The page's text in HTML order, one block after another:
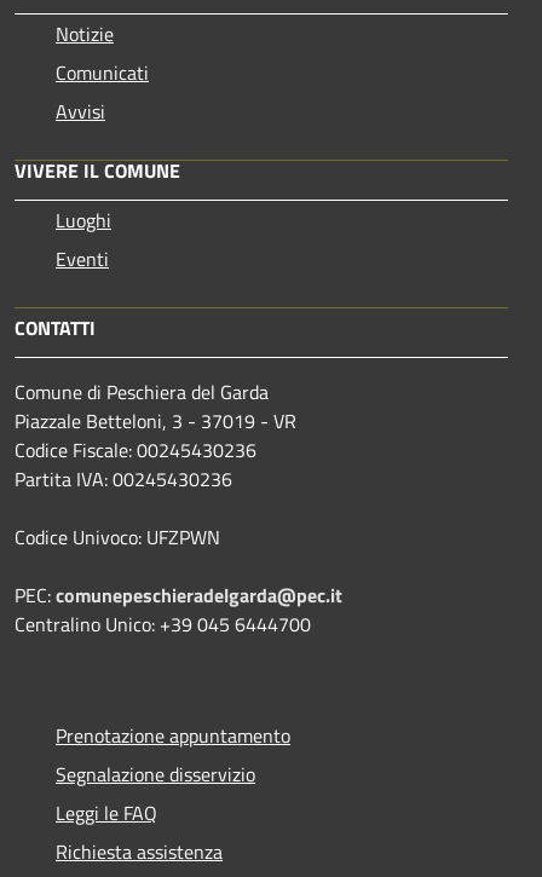
Notizie
Comunicati
Avvisi
VIVERE IL COMUNE
Luoghi
Eventi
CONTATTI
Comune di Peschiera del Garda
Piazzale Betteloni, 3 - 37019 - VR
Codice Fiscale: 00245430236
Partita IVA: 00245430236
Codice Univoco: UFZPWN
PEC:comunepeschieradelgarda@pec.it
Centralino Unico: +39 045 6444700
Prenotazione appuntamento
Segnalazione disservizio
Leggi le FAQ
Richiesta assistenza